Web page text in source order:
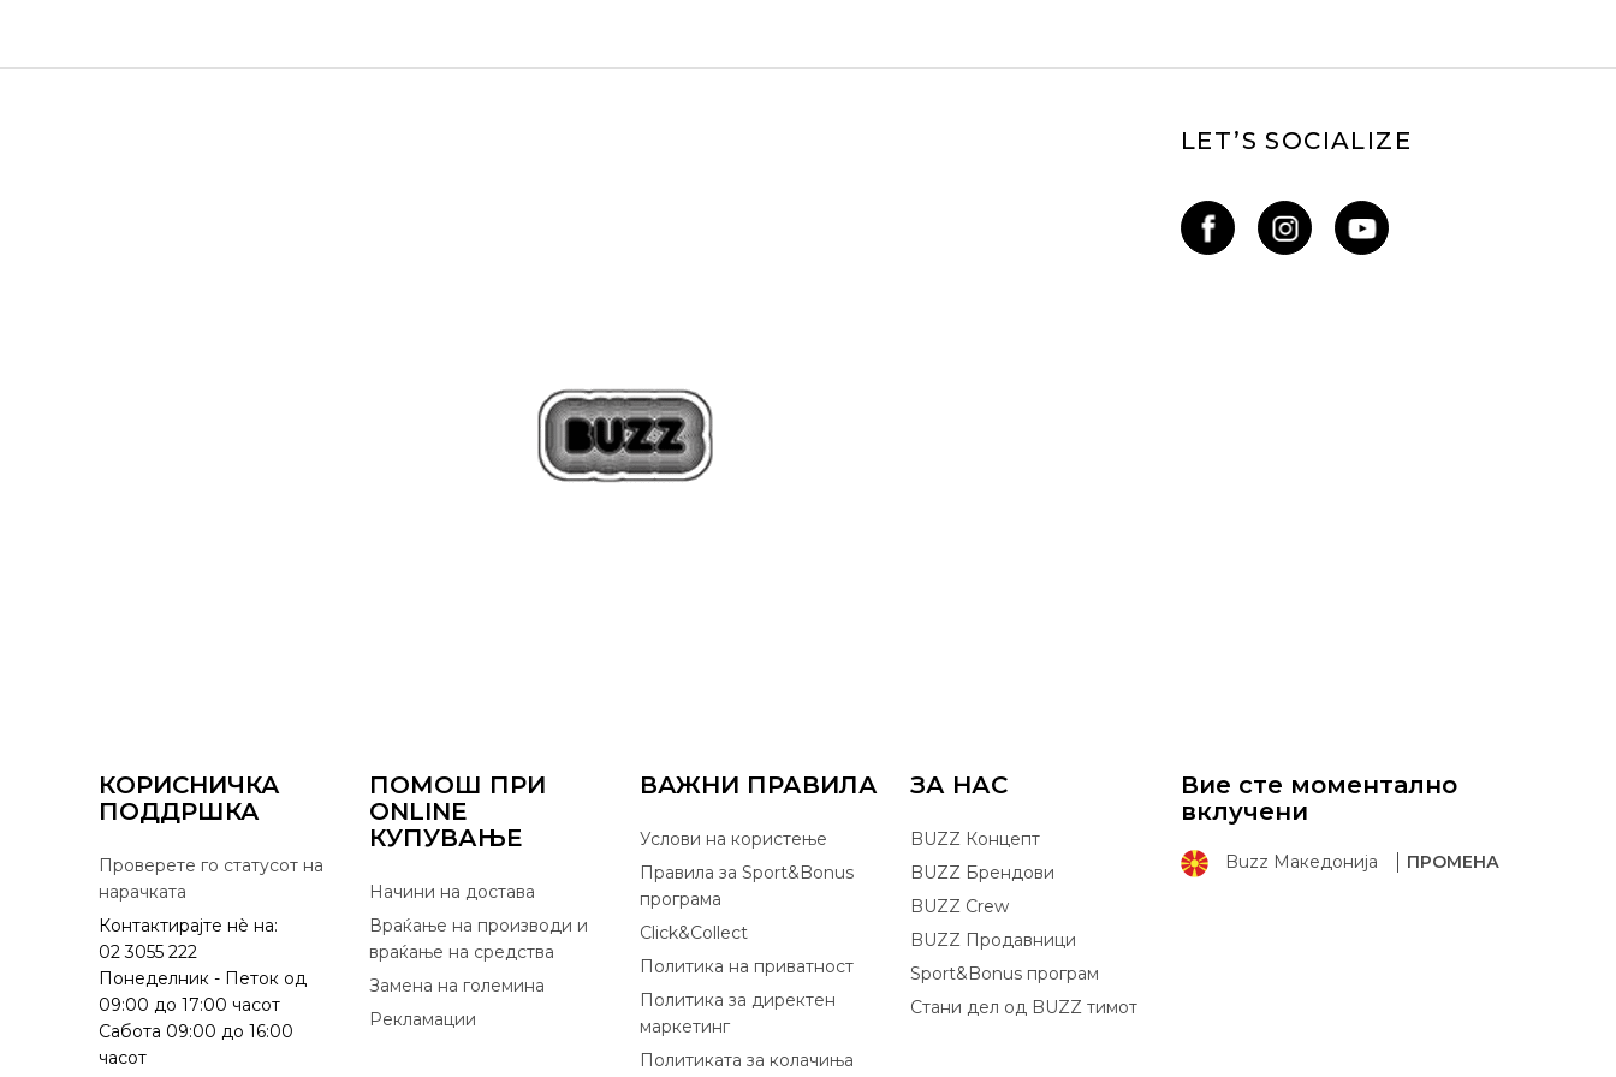
LET’S SOCIALIZE
КОРИСНИЧКА
ПОДДРШКА
Проверете го статусот на
нарачката
Контактирајте нѐ на:
02 3055 222
Понеделник - Петок од
09:00 до 17:00 часот
Сабота 09:00 до 16:00
часот
ПОМОШ ПРИ
ONLINE
КУПУВАЊЕ
Начини на достава
Враќање на производи и
враќање на средства
Замена на големина
Рекламации
ВАЖНИ ПРАВИЛА
Услови на користење
Правила за Sport&Bonus
програма
Click&Collect
Политика на приватност
Политика за директен
маркетинг
Политиката за колачиња
ЗА НАС
BUZZ Концепт
BUZZ Брендови
BUZZ Crew
BUZZ Продавници
Sport&Bonus програм
Стани дел од BUZZ тимот
Вие сте моментално
вклучени
Buzz Македонија ПРОМЕНА